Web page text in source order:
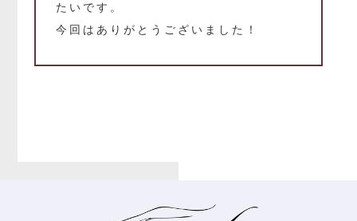
たいです。
今回はありがとうございました！